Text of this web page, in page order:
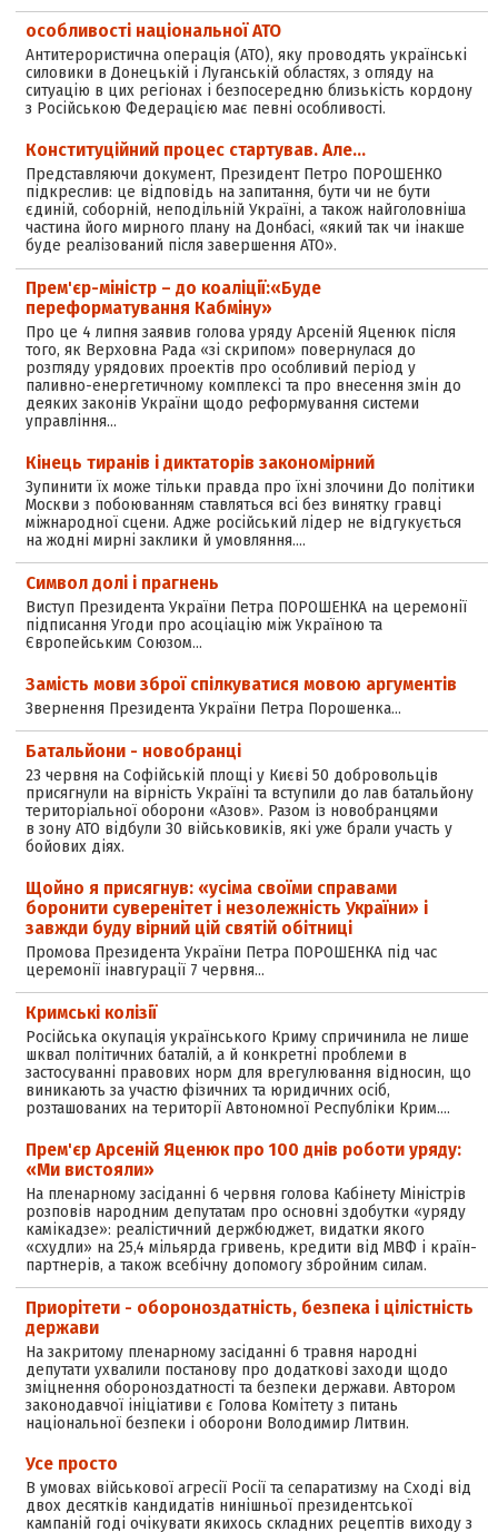
особливості національної АТО
Антитерористична операція (АТО), яку проводять українські
силовики в Донецькій і Луганській областях, з огляду на
ситуацію в цих регіонах і безпосередню близькість кордону
з Російською Федерацією має певні особливості.
Конституційний процес стартував. Але…
Представляючи документ, Президент Петро ПОРОШЕНКО
підкреслив: це відповідь на запитання, бути чи не бути
єдиній, соборній, неподільній Україні, а також найголовніша
частина його мирного плану на Донбасі, «який так чи інакше
буде реалізований після завершення АТО».
Прем'єр-міністр – до коаліції:«Буде
переформатування Кабміну»
Про це 4 липня заявив голова уряду Арсеній Яценюк після
того, як Верховна Рада «зі скрипом» повернулася до
розгляду урядових проектів про особливий період у
паливно-енергетичному комплексі та про внесення змін до
деяких законів України щодо реформування системи
управління…
Кінець тиранів і диктаторів закономірний
Зупинити їх може тільки правда про їхні злочини До політики
Москви з побоюванням ставляться всі без винятку гравці
міжнародної сцени. Адже російський лідер не відгукується
на жодні мирні заклики й умовляння.…
Символ долі і прагнень
Виступ Президента України Петра ПОРОШЕНКА на церемонії
підписання Угоди про асоціацію між Україною та
Європейським Союзом…
Замість мови зброї спілкуватися мовою аргументів
Звернення Президента України Петра Порошенка…
Батальйони - новобранці
23 червня на Софійській площі у Києві 50 добровольців
присягнули на вірність Україні та вступили до лав батальйону
територіальної оборони «Азов». Разом із новобранцями
в зону АТО відбули 30 військовиків, які уже брали участь у
бойових діях.
Щойно я присягнув: «усіма своїми справами
боронити суверенітет і незолежність України» і
завжди буду вірний цій святій обітниці
Промова Президента України Петра ПОРОШЕНКА під час
церемонії інавгурації 7 червня…
Кримські колізії
Російська окупація українського Криму спричинила не лише
шквал політичних баталій, а й конкретні проблеми в
застосуванні правових норм для врегулювання відносин, що
виникають за участю фізичних та юридичних осіб,
розташованих на території Автономної Республіки Крим.…
Прем'єр Арсеній Яценюк про 100 днів роботи уряду:
«Ми вистояли»
На пленарному засіданні 6 червня голова Кабінету Міністрів
розповів народним депутатам про основні здобутки «уряду
камікадзе»: реалістичний держбюджет, видатки якого
«схудли» на 25,4 мільярда гривень, кредити від МВФ і країн-
партнерів, а також всебічну допомогу збройним силам.
Приорітети - обороноздатність, безпека і цілістність
держави
На закритому пленарному засіданні 6 травня народні
депутати ухвалили постанову про додаткові заходи щодо
зміцнення обороноздатності та безпеки держави. Автором
законодавчої ініціативи є Голова Комітету з питань
національної безпеки і оборони Володимир Литвин.
Усе просто
В умовах військової агресії Росії та сепаратизму на Сході від
двох десятків кандидатів нинішньої президентської
кампаній годі очікувати якихось складних рецептів виходу з